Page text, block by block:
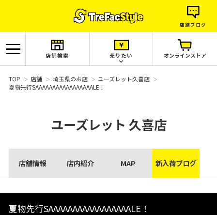
店舗ブログ
店舗検索 売りたい オンラインストア
TOP 店舗 埼玉県のお店
ユーズレット久喜店
夏物先行SAAAAAAAAAAAAAAAAALE！
ユーズレット 久喜店
店舗情報 店内紹介 MAP 新入荷ブログ
夏物先行SAAAAAAAAAAAAAAAAALE！